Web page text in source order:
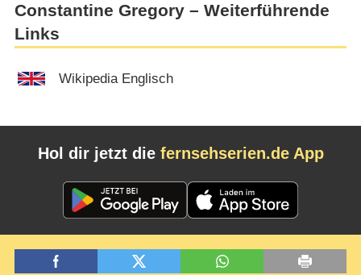
Constantine Gregory – Weiterführende
Links
Wikipedia Englisch
Hol dir jetzt die fernsehserien.de App